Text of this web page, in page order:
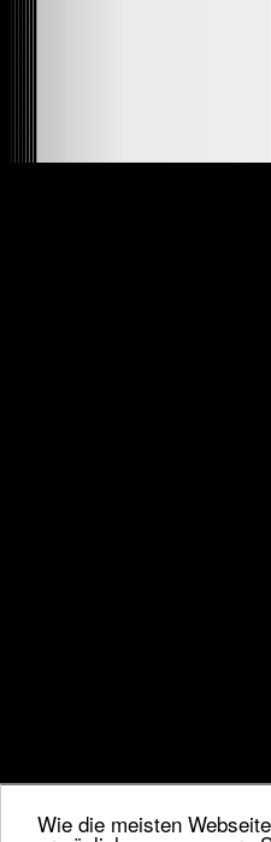
Wie die meisten